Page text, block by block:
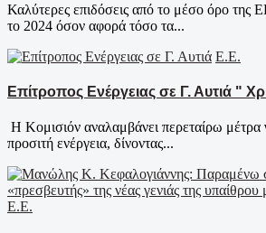
Καλύτερες επιδόσεις από το μέσο όρο της
το 2024 όσον αφορά τόσο τα...
Ε.Ε.
Επίτροπος Ενέργειας σε Γ. Αυτιά "
Η Κομισιόν αναλαμβάνει περεταίρω μέτρα
προσιτή ενέργεια, δίνοντας...
Ε.Ε.